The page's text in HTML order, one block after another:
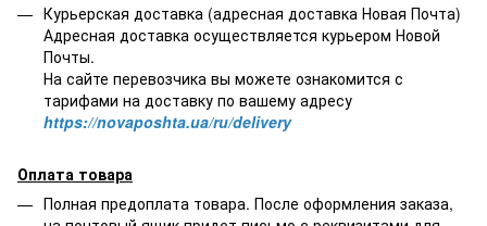
Курьерская доставка (адресная доставка Новая Почта)
Адресная доставка осуществляется курьером Новой
Почты.
На сайте перевозчика вы можете ознакомится с
тарифами на доставку по вашему адресу
https://novaposhta.ua/ru/delivery
Оплата товара
Полная предоплата товара. После оформления заказа,